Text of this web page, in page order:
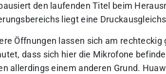
den laufenden Titel beim
liegt eine
Öffnungen lassen sich am
dass sich hier die Mikrofone
allerdings einem anderen Grund.